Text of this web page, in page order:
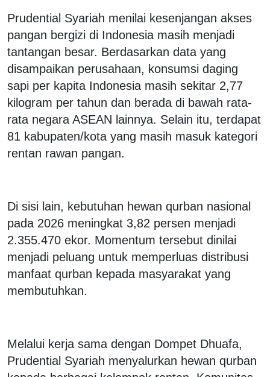
Prudential Syariah menilai kesenjangan akses
pangan bergizi di Indonesia masih menjadi
tantangan besar. Berdasarkan data yang
disampaikan perusahaan, konsumsi daging
sapi per kapita Indonesia masih sekitar 2,77
kilogram per tahun dan berada di bawah rata-
rata negara ASEAN lainnya. Selain itu, terdapat
81 kabupaten/kota yang masih masuk kategori
rentan rawan pangan.
Di sisi lain, kebutuhan hewan qurban nasional
pada 2026 meningkat 3,82 persen menjadi
2.355.470 ekor. Momentum tersebut dinilai
menjadi peluang untuk memperluas distribusi
manfaat qurban kepada masyarakat yang
membutuhkan.
Melalui kerja sama dengan Dompet Dhuafa,
Prudential Syariah menyalurkan hewan qurban